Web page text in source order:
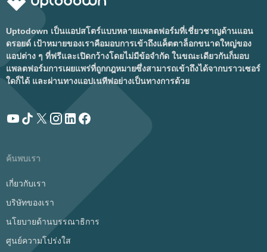
Uptodown เป็นแอปสโตร์แบบหลายแพลตฟอร์มที่เชี่ยวชาญด้านแอน
ดรอยด์ เป้าหมายของเราคือมอบการเข้าถึงแค็ตตาล็อกขนาดใหญ่ของ
แอปต่าง ๆ ที่ฟรีและเปิดกว้างโดยไม่มีข้อจำกัด ในขณะเดียวกันก็มอบ
แพลตฟอร์มการเผยแพร่ที่ถูกกฎหมายซึ่งสามารถเข้าถึงได้จากบราวเซอร์
ใดก็ได้ และผ่านทางแอปเนทีฟอย่างเป็นทางการด้วย
ค้นพบเรา
เกี่ยวกับเรา
บริษัทของเรา
นโยบายด้านบรรณาธิการ
ศูนย์ความโปร่งใส